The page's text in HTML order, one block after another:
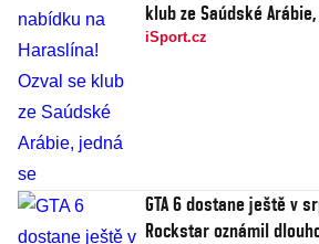
klub ze Saúdské
iSport.cz
GTA 6 dostane ještě v
Rockstar oznámil